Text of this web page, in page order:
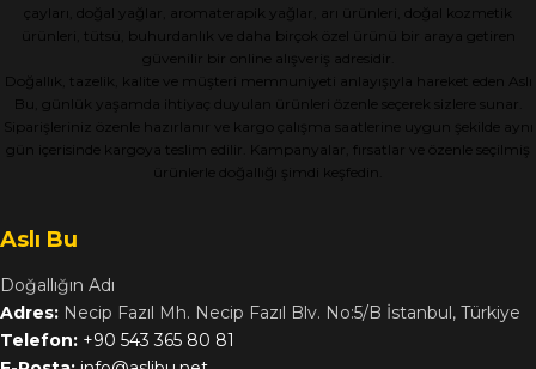
çayları, doğal yağlar, aromaterapik yağlar, arı ürünleri, doğal kozmetik
ürünleri, tütsü, buhurdanlık ve daha birçok özel ürünü bir araya getiren
güvenilir bir online alışveriş adresidir.
Doğallık, tazelik, kalite ve müşteri memnuniyeti anlayışıyla hareket eden Aslı
Bu, günlük yaşamda ihtiyaç duyulan ürünleri özenle seçerek sizlere sunar.
Siparişleriniz özenle hazırlanır ve kargo çalışma saatlerine uygun şekilde aynı
gün içerisinde kargoya teslim edilir. Kampanyalar, fırsatlar ve özenle seçilmiş
ürünlerle doğallığı şimdi keşfedin.
Aslı Bu
Doğallığın Adı
Adres: Necip Fazıl Mh. Necip Fazıl Blv. No:5/B İstanbul, Türkiye
Telefon: +90 543 365 80 81